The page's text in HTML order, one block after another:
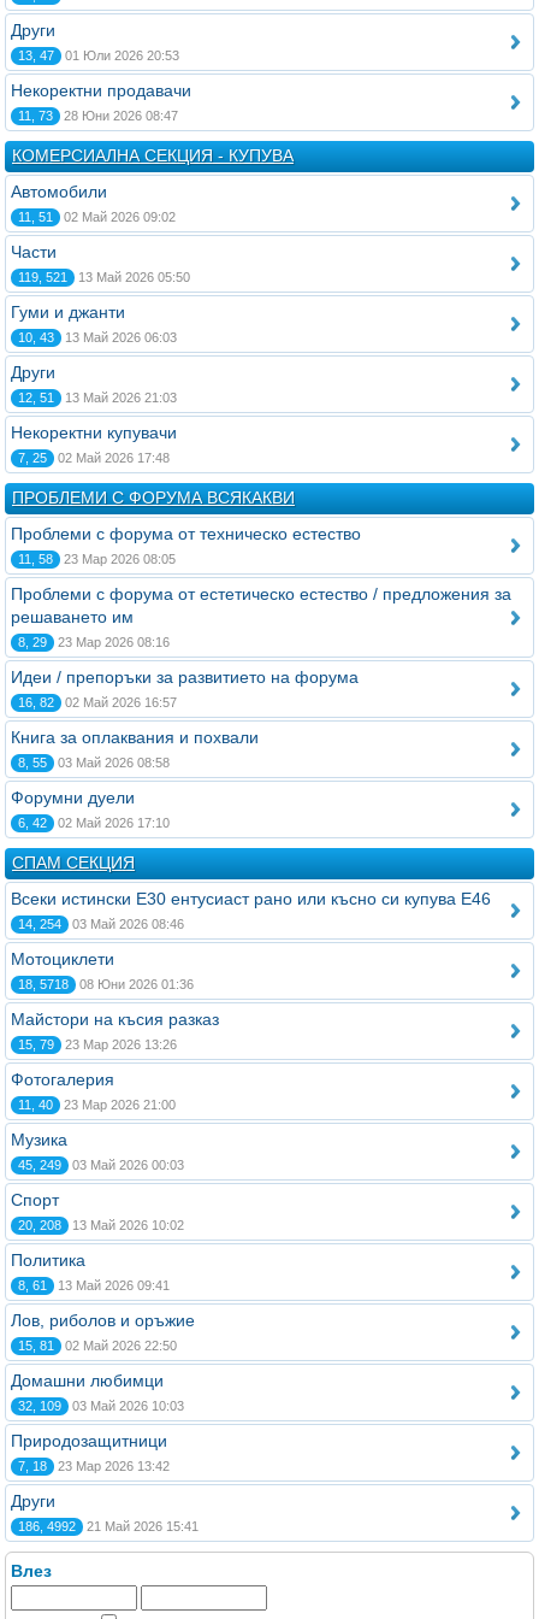
Други
13, 47 01 Юли 2026 20:53
Некоректни продавачи
11, 73 28 Юни 2026 08:47
КОМЕРСИАЛНА СЕКЦИЯ - КУПУВА
Автомобили
11, 51 02 Май 2026 09:02
Части
119, 521 13 Май 2026 05:50
Гуми и джанти
10, 43 13 Май 2026 06:03
Други
12, 51 13 Май 2026 21:03
Некоректни купувачи
7, 25 02 Май 2026 17:48
ПРОБЛЕМИ С ФОРУМА ВСЯКАКВИ
Проблеми с форума от техническо естество
11, 58 23 Мар 2026 08:05
Проблеми с форума от естетическо естество / предложения за
решаването им
8, 29 23 Мар 2026 08:16
Идеи / препоръки за развитието на форума
16, 82 02 Май 2026 16:57
Книга за оплаквания и похвали
8, 55 03 Май 2026 08:58
Форумни дуели
6, 42 02 Май 2026 17:10
СПАМ СЕКЦИЯ
Всеки истински Е30 ентусиаст рано или късно си купува Е46
14, 254 03 Май 2026 08:46
Мотоциклети
18, 5718 08 Юни 2026 01:36
Майстори на късия разказ
15, 79 23 Мар 2026 13:26
Фотогалерия
11, 40 23 Мар 2026 21:00
Музика
45, 249 03 Май 2026 00:03
Спорт
20, 208 13 Май 2026 10:02
Политика
8, 61 13 Май 2026 09:41
Лов, риболов и оръжие
15, 81 02 Май 2026 22:50
Домашни любимци
32, 109 03 Май 2026 10:03
Природозащитници
7, 18 23 Мар 2026 13:42
Други
186, 4992 21 Май 2026 15:41
Влез